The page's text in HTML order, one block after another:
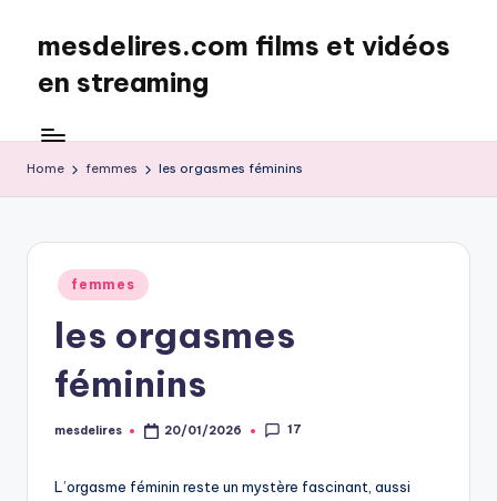
content
mesdelires.com films et vidéos
en streaming
:
film
et
complet
français
Home femmes les orgasmes féminins
Posted
in
femmes
les orgasmes
féminins
Posted
mesdelires 20/01/2026 17
L’orgasme féminin reste un mystère fascinant, aussi